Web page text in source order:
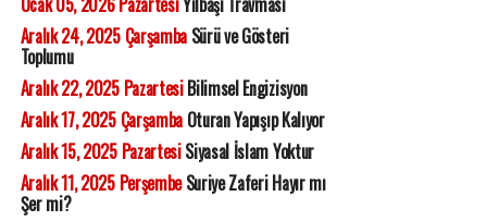
Aralık 24, 2025 ÇarşambaSürü ve Gösteri
Toplumu
Aralık 22, 2025 PazartesiBilimsel Engizisyon
Aralık 17, 2025 ÇarşambaOturan Yapışıp Kalıyor
Aralık 15, 2025 PazartesiSiyasal İslam Yoktur
Aralık 11, 2025 PerşembeSuriye Zaferi Hayır mı
Şer mi?